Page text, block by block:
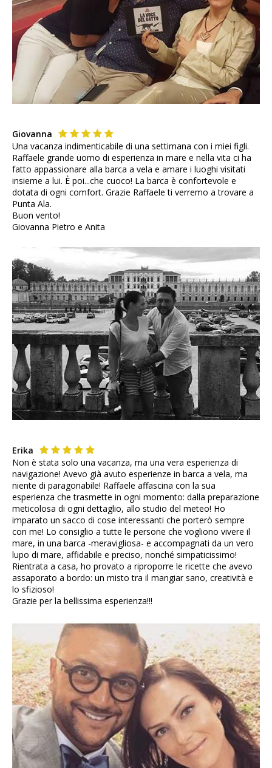
Giovanna
Una vacanza indimenticabile di una settimana con i miei figli.
Raffaele grande uomo di esperienza in mare e nella vita ci ha
fatto appassionare alla barca a vela e amare i luoghi visitati
insieme a lui. È poi...che cuoco! La barca è confortevole e
dotata di ogni comfort. Grazie Raffaele ti verremo a trovare a
Punta Ala.
Buon vento!
Giovanna Pietro e Anita
Erika
Non è stata solo una vacanza, ma una vera esperienza di
navigazione! Avevo già avuto esperienze in barca a vela, ma
niente di paragonabile! Raffaele affascina con la sua
esperienza che trasmette in ogni momento: dalla preparazione
meticolosa di ogni dettaglio, allo studio del meteo! Ho
imparato un sacco di cose interessanti che porterò sempre
con me! Lo consiglio a tutte le persone che vogliono vivere il
mare, in una barca -meravigliosa- e accompagnati da un vero
lupo di mare, affidabile e preciso, nonché simpaticissimo!
Rientrata a casa, ho provato a riproporre le ricette che avevo
assaporato a bordo: un misto tra il mangiar sano, creatività e
lo sfizioso!
Grazie per la bellissima esperienza!!!